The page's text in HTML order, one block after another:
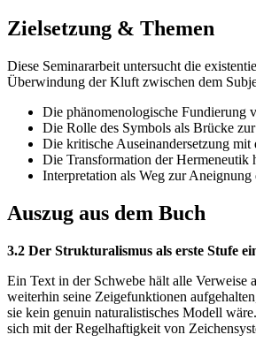
Zielsetzung & Themen
Diese Seminararbeit untersucht die
Überwindung der Kluft zwischen dem
Die phänomenologische Fundierung
Die Rolle des Symbols als Brücke
Die kritische Auseinandersetzung mit
Die Transformation der Hermeneutik
Interpretation als Weg zur Aneignung
Auszug aus dem Buch
3.2 Der Strukturalismus als erste Stufe
Ein Text in der Schwebe hält alle Verweise
weiterhin seine Zeigefunktionen
sie kein genuin naturalistisches Modell
sich mit der Regelhaftigkeit von